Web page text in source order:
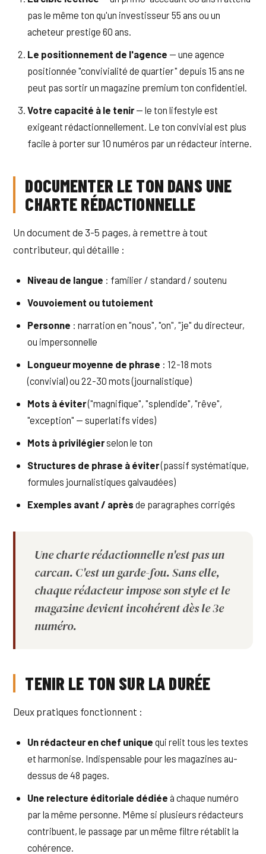
pas le même ton qu'un investisseur 55 ans ou un
acheteur prestige 60 ans.
Le positionnement de l'agence — une agence
positionnée "convivialité de quartier" depuis 15 ans ne
peut pas sortir un magazine premium ton confidentiel.
Votre capacité à le tenir— le ton lifestyle est
exigeant rédactionnellement. Le ton convivial est plus
facile à porter sur 10 numéros par un rédacteur interne.
DOCUMENTER LE TON DANS UNE
CHARTE RÉDACTIONNELLE
Un document de 3-5 pages, à remettre à tout
contributeur, qui détaille :
Niveau de langue : familier / standard / soutenu
Vouvoiement ou tutoiement
Personne : narration en "nous", "on", "je" du directeur,
ou impersonnelle
Longueur moyenne de phrase : 12-18 mots
(convivial) ou 22-30 mots (journalistique)
Mots à éviter("magnifique", "splendide", "rêve",
"exception" — superlatifs vides)
Mots à privilégierselon le ton
Structures de phrase à éviter(passif systématique,
formules journalistiques galvaudées)
Exemples avant / après de paragraphes corrigés
Une charte rédactionnelle n'est pas un
carcan. C'est un garde-fou. Sans elle,
chaque rédacteur impose son style et le
magazine devient incohérent dès le 3e
numéro.
TENIR LE TON SUR LA DURÉE
Deux pratiques fonctionnent :
Un rédacteur en chef unique qui relit tous les textes
et harmonise. Indispensable pour les magazines au-
dessus de 48 pages.
Une relecture éditoriale dédiée à chaque numéro
par la même personne. Même si plusieurs rédacteurs
contribuent, le passage par un même filtre rétablit la
cohérence.